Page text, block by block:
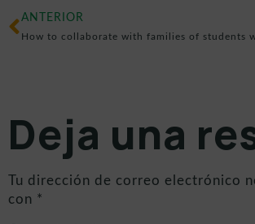
ANTERIOR
Deja una
Tu dirección de correo electrónico
con *